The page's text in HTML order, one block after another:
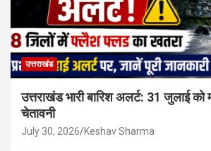
उत्तराखंड
उत्तराखंड भारी बारिश अलर्ट: 31 जुलाई को
चेतावनी
July 30, 2026 Keshav Sharma